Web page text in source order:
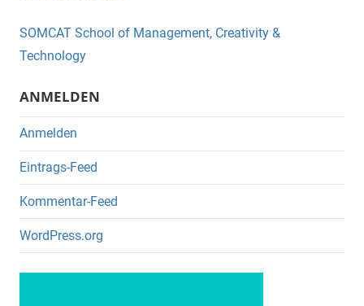
o
o
k
SOMCAT School of Management, Creativity &
Technology
ANMELDEN
Anmelden
Eintrags-Feed
Kommentar-Feed
WordPress.org